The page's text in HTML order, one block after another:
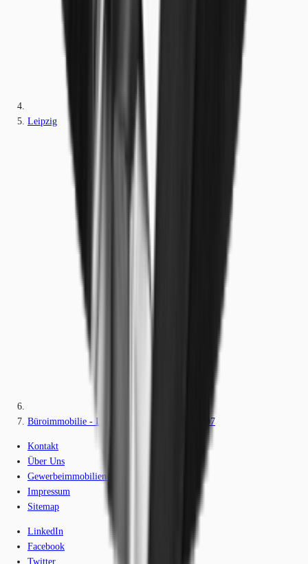
Leipzig
Büroimmobilie - Leipzig, Zentrum-Ost - B1707
Kontakt
Über Uns
Gewerbeimmobilien-Lexikon
Impressum
Sitemap
LinkedIn
Facebook
Twitter